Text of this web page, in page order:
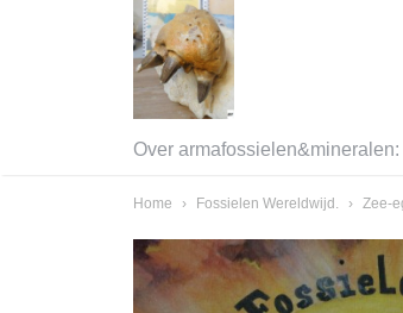
Over
Home › Fossielen Wereldwijd. › Zee-